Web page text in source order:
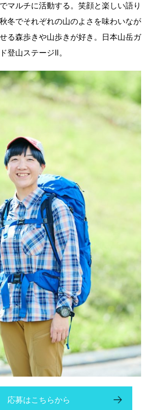
マルチに活動する。笑顔と楽しい語り
冬でそれぞれの山のよさを味わいなが
る森歩きや山歩きが好き。日本山岳ガ
登山ステージⅡ。
応募はこちらから